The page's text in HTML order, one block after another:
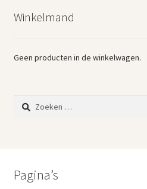
Winkelmand
Geen producten in de winkelwagen.
Zoeken
naar:
Pagina’s